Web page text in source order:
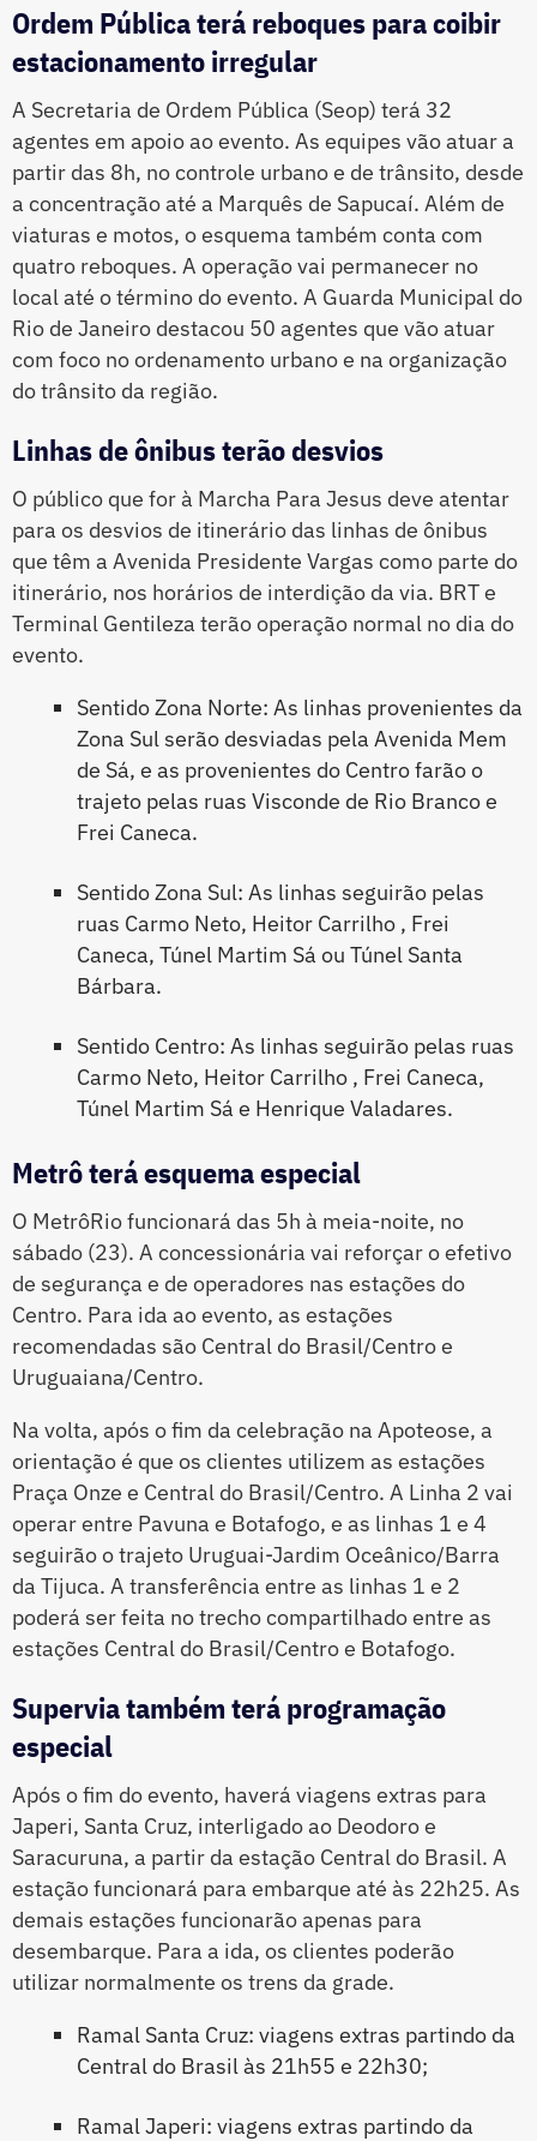
Ordem Pública terá reboques para coibir
estacionamento irregular
A Secretaria de Ordem Pública (Seop) terá 32
agentes em apoio ao evento. As equipes vão atuar a
partir das 8h, no controle urbano e de trânsito, desde
a concentração até a Marquês de Sapucaí. Além de
viaturas e motos, o esquema também conta com
quatro reboques. A operação vai permanecer no
local até o término do evento. A Guarda Municipal do
Rio de Janeiro destacou 50 agentes que vão atuar
com foco no ordenamento urbano e na organização
do trânsito da região.
Linhas de ônibus terão desvios
O público que for à Marcha Para Jesus deve atentar
para os desvios de itinerário das linhas de ônibus
que têm a Avenida Presidente Vargas como parte do
itinerário, nos horários de interdição da via. BRT e
Terminal Gentileza terão operação normal no dia do
evento.
Sentido Zona Norte: As linhas provenientes da
Zona Sul serão desviadas pela Avenida Mem
de Sá, e as provenientes do Centro farão o
trajeto pelas ruas Visconde de Rio Branco e
Frei Caneca.
Sentido Zona Sul: As linhas seguirão pelas
ruas Carmo Neto, Heitor Carrilho , Frei
Caneca, Túnel Martim Sá ou Túnel Santa
Bárbara.
Sentido Centro: As linhas seguirão pelas ruas
Carmo Neto, Heitor Carrilho , Frei Caneca,
Túnel Martim Sá e Henrique Valadares.
Metrô terá esquema especial
O MetrôRio funcionará das 5h à meia-noite, no
sábado (23). A concessionária vai reforçar o efetivo
de segurança e de operadores nas estações do
Centro. Para ida ao evento, as estações
recomendadas são Central do Brasil/Centro e
Uruguaiana/Centro.
Na volta, após o fim da celebração na Apoteose, a
orientação é que os clientes utilizem as estações
Praça Onze e Central do Brasil/Centro. A Linha 2 vai
operar entre Pavuna e Botafogo, e as linhas 1 e 4
seguirão o trajeto Uruguai-Jardim Oceânico/Barra
da Tijuca. A transferência entre as linhas 1 e 2
poderá ser feita no trecho compartilhado entre as
estações Central do Brasil/Centro e Botafogo.
Supervia também terá programação
especial
Após o fim do evento, haverá viagens extras para
Japeri, Santa Cruz, interligado ao Deodoro e
Saracuruna, a partir da estação Central do Brasil. A
estação funcionará para embarque até às 22h25. As
demais estações funcionarão apenas para
desembarque. Para a ida, os clientes poderão
utilizar normalmente os trens da grade.
Ramal Santa Cruz: viagens extras partindo da
Central do Brasil às 21h55 e 22h30;
Ramal Japeri: viagens extras partindo da